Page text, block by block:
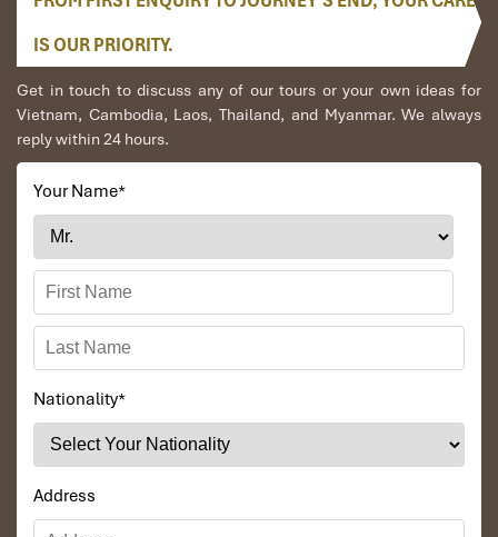
IS OUR PRIORITY.
Get in touch to discuss any of our tours or your own ideas for
Vietnam, Cambodia, Laos, Thailand, and Myanmar. We always
reply within 24 hours.
Your Name*
Nationality*
Address